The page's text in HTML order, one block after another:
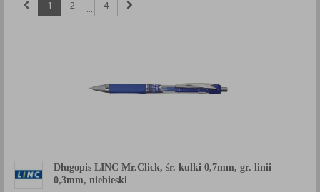
1 2 ... 4
Długopis LINC Mr.Click, śr. kulki 0,7mm, gr. linii
0,3mm, niebieski
Każda Państwa zgoda jest dobrowolna i można ją w dowolnym
Lista Zaufanych Partnerów (rozwiń)